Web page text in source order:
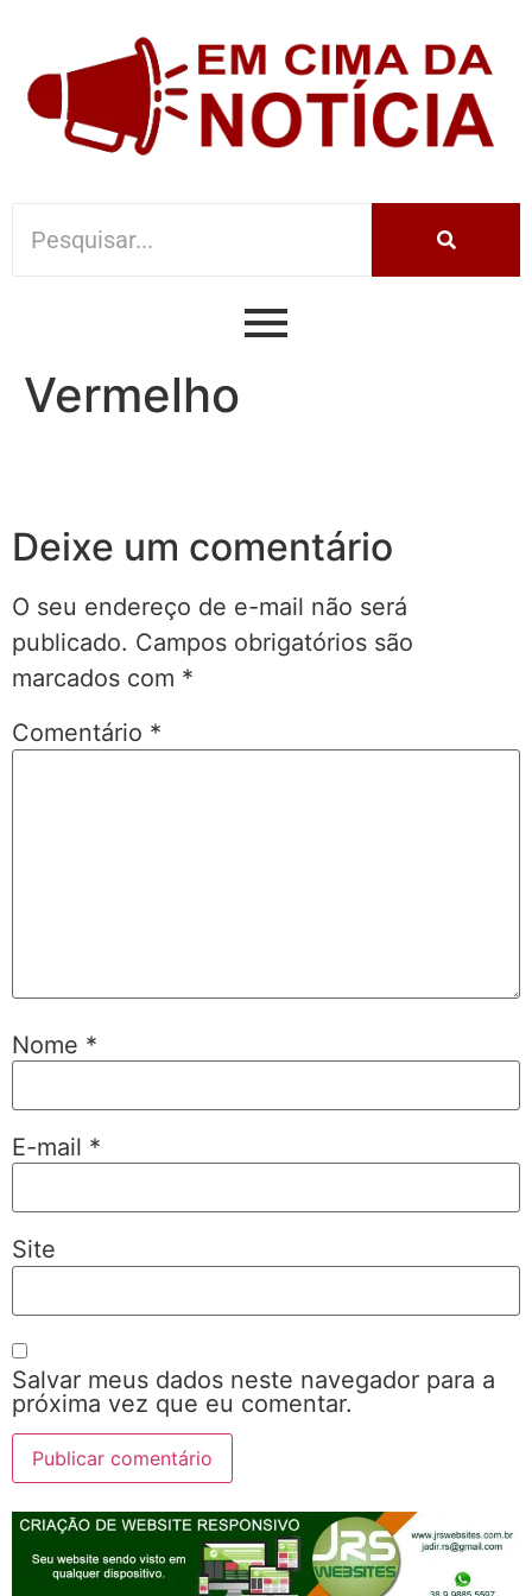
Vermelho
Deixe um comentário
O seu endereço de e-mail não será
publicado. Campos obrigatórios são
marcados com *
Comentário *
Nome *
E-mail *
Site
Salvar meus dados neste navegador para a
próxima vez que eu comentar.